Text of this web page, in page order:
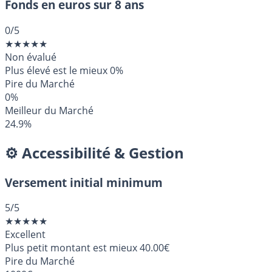
Fonds en euros sur 8 ans
0/5
★★★★★
Non évalué
Plus élevé est le mieux0%
Pire du Marché
0%
Meilleur du Marché
24.9%
⚙️ Accessibilité & Gestion
Versement initial minimum
5/5
★★★★★
Excellent
Plus petit montant est mieux40.00€
Pire du Marché